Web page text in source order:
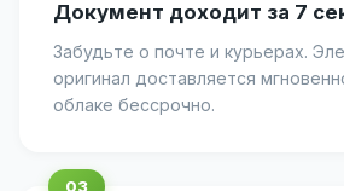
Документ доходит за 7
Забудьте о почте и курьерах.
оригинал доставляется
облаке бессрочно.